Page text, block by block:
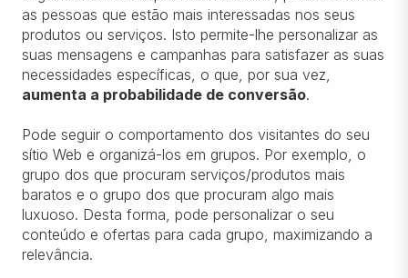
as pessoas que estão mais interessadas nos seus
produtos ou serviços. Isto permite-lhe personalizar as
suas mensagens e campanhas para satisfazer as suas
necessidades específicas, o que, por sua vez,
aumenta a probabilidade de conversão.
Pode seguir o comportamento dos visitantes do seu
sítio Web e organizá-los em grupos. Por exemplo, o
grupo dos que procuram serviços/produtos mais
baratos e o grupo dos que procuram algo mais
luxuoso. Desta forma, pode personalizar o seu
conteúdo e ofertas para cada grupo, maximizando a
relevância.